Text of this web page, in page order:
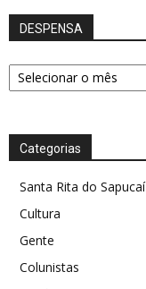
DESPENSA
DESPENSA
Categorias
Santa Rita do Sapucaí
Cultura
Gente
Colunistas